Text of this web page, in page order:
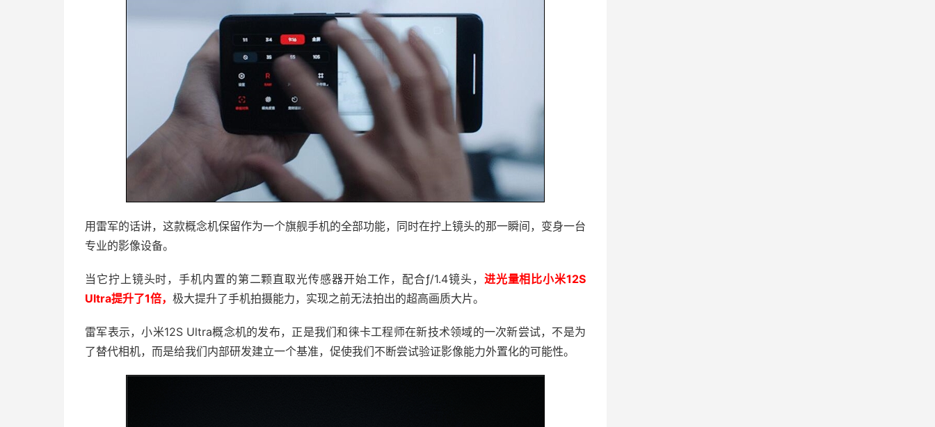
用雷军的话讲，这款概念机保留作为一个旗舰手机的全部功能，同时在拧上镜头的那一瞬间，变身一台
专业的影像设备。
当它拧上镜头时，手机内置的第二颗直取光传感器开始工作，配合ƒ/1.4镜头， 进光量相比小米12S
Ultra提升了1倍， 极大提升了手机拍摄能力，实现之前无法拍出的超高画质大片。
雷军表示，小米12S Ultra概念机的发布，正是我们和徕卡工程师在新技术领域的一次新尝试，不是为
了替代相机，而是给我们内部研发建立一个基准，促使我们不断尝试验证影像能力外置化的可能性。